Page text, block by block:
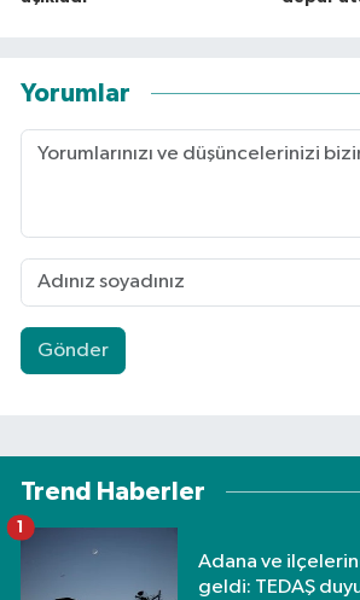
Yorumlar
Gönder
Trend Haberler
Adana ve
geldi: TEDAŞ
1